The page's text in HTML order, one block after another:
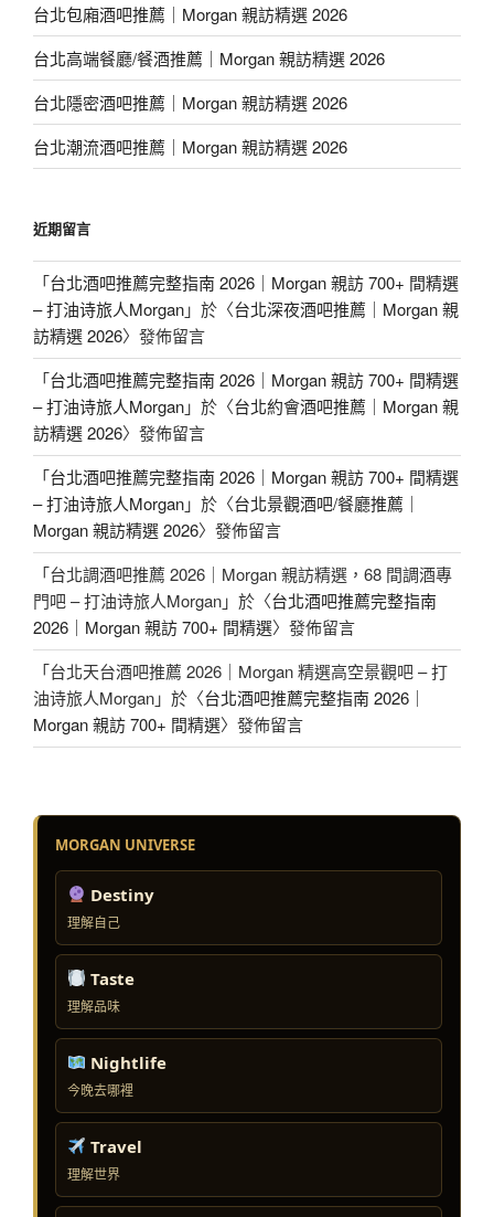
台北包廂酒吧推薦｜Morgan 親訪精選 2026
台北高端餐廳/餐酒推薦｜Morgan 親訪精選 2026
台北隱密酒吧推薦｜Morgan 親訪精選 2026
台北潮流酒吧推薦｜Morgan 親訪精選 2026
近期留言
「台北酒吧推薦完整指南 2026｜Morgan 親訪 700+ 間精選
– 打油诗旅人Morgan」於〈台北深夜酒吧推薦｜Morgan 親
訪精選 2026〉發佈留言
「台北酒吧推薦完整指南 2026｜Morgan 親訪 700+ 間精選
– 打油诗旅人Morgan」於〈台北約會酒吧推薦｜Morgan 親
訪精選 2026〉發佈留言
「台北酒吧推薦完整指南 2026｜Morgan 親訪 700+ 間精選
– 打油诗旅人Morgan」於〈台北景觀酒吧/餐廳推薦｜
Morgan 親訪精選 2026〉發佈留言
「台北調酒吧推薦 2026｜Morgan 親訪精選，68 間調酒專
門吧 – 打油诗旅人Morgan」於〈台北酒吧推薦完整指南
2026｜Morgan 親訪 700+ 間精選〉發佈留言
「台北天台酒吧推薦 2026｜Morgan 精選高空景觀吧 – 打
油诗旅人Morgan」於〈台北酒吧推薦完整指南 2026｜
Morgan 親訪 700+ 間精選〉發佈留言
MORGAN UNIVERSE
Destiny
理解自己
Taste
理解品味
Nightlife
今晚去哪裡
Travel
理解世界